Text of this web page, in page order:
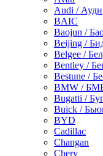
Audi / Ауди
BAIC
Baojun /
Beijing /
Belgee /
Bentley /
Bestune /
BMW /
Bugatti /
Buick /
BYD
Cadillac
Changan
Chery